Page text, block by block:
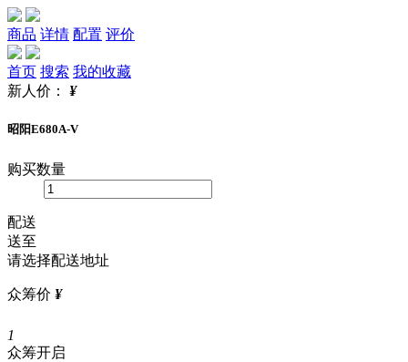
商品 详情 配置 评价
首页 搜索 我的收藏
新人价：
¥
昭阳E680A-V
购买数量
配送
送至
请选择配送地址
众筹价 ¥
1
众筹开启